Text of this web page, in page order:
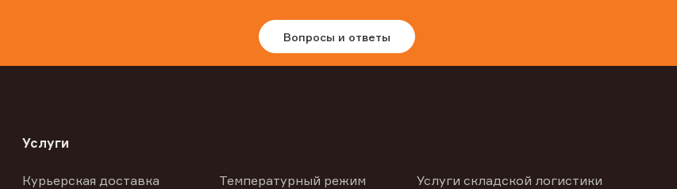
Вопросы и ответы
Услуги
Курьерская доставка
Температурный режим
Услуги складской логистики